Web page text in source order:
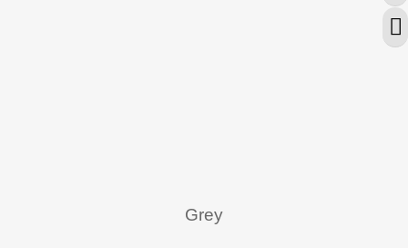
מתג גודל גופן
Grey